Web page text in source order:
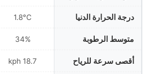
درجة الحرارة الدنيا
متوسط الرطوبة
أقصى سرعة للرياح
1.8°C
34%
18.7 kph